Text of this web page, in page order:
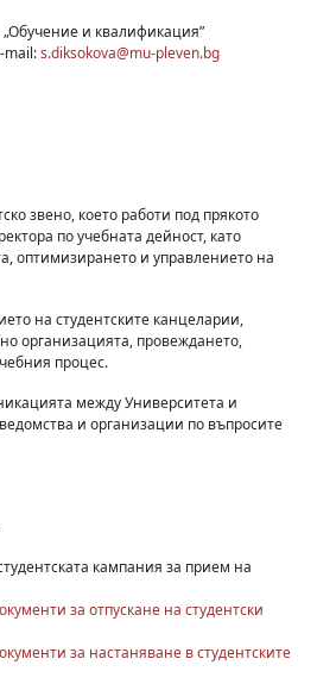
и квалификация”
mail:s.diksokova@mu-pleven.bg
звено, което работи под прякото
по учебната дейност, като
оптимизирането и управлението на
на студентските канцеларии,
организацията, провеждането,
процес.
между Университета и
и организации по въпросите
кампания за прием на
за отпускане на студентски
за настаняване в студентските